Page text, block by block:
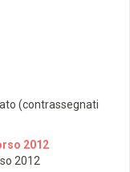
(contrassegnati
2012